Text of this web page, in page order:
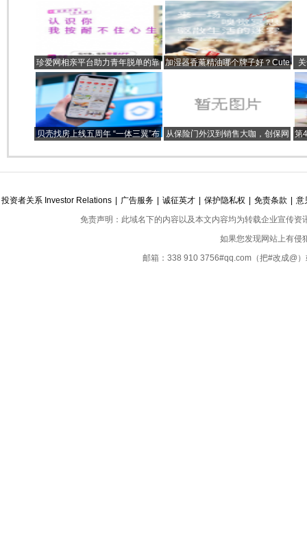
珍爱网相亲平台助力青年脱单的靠
谱平台
加湿器香薰精油哪个牌子好？Cute
贝壳找房上线五周年 “一体三翼”布
从保险门外汉到销售大咖，创保网
第
投资者关系 Investor Relations 广告服务 诚征英才 保护隐私权 免责条款
意
免责声明：此域名下的内容以及本文内容均为转载企业宣传
如果您发现网站上有侵
邮箱：338 910 3756#qq.com（把#改成@